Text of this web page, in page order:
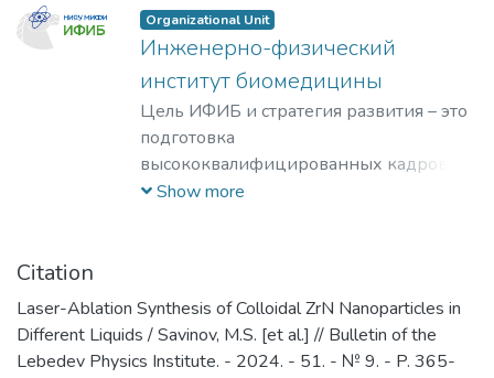
Organizational Unit
Инженерно-физический
институт биомедицины
Цель ИФИБ и стратегия развития – это
подготовка
высококвалифицированных кадров на
базе передовых исследований и
биомедицины. Занятие лидерских
позиций в биомедицинских
технологиях XXI века и внедрение их в
Show more
Citation
Laser-Ablation Synthesis of Colloidal ZrN Nanoparticles in
Different Liquids / Savinov, M.S. [et al.] // Bulletin of the
Lebedev Physics Institute. - 2024. - 51. - № 9. - P. 365-